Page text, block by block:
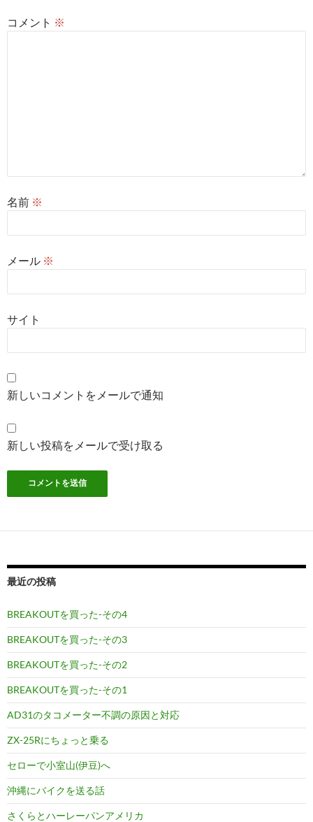
コメント ※
名前 ※
メール ※
サイト
新しいコメントをメールで通知
新しい投稿をメールで受け取る
最近の投稿
BREAKOUTを買った-その4
BREAKOUTを買った-その3
BREAKOUTを買った-その2
BREAKOUTを買った-その1
AD31のタコメーター不調の原因と対応
ZX-25Rにちょっと乗る
セローで小室山(伊豆)へ
沖縄にバイクを送る話
さくらとハーレーパンアメリカ